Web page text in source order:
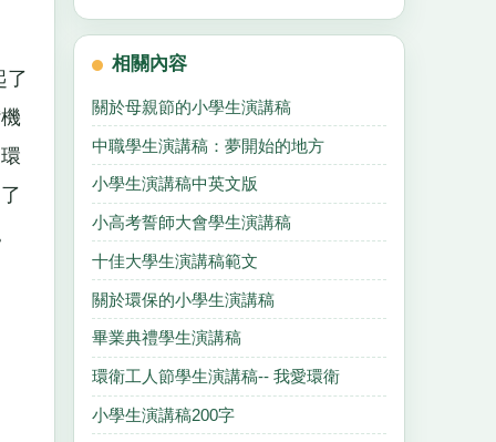
了
相關內容
關於母親節的小學生演講稿
中職學生演講稿：夢開始的地方
小學生演講稿中英文版
小高考誓師大會學生演講稿
十佳大學生演講稿範文
關於環保的小學生演講稿
畢業典禮學生演講稿
環衛工人節學生演講稿-- 我愛環衛
小學生演講稿200字